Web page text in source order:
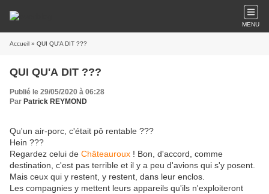
MENU
Accueil » QUI QU'A DIT ???
QUI QU'A DIT ???
Publié le 29/05/2020 à 06:28
Par Patrick REYMOND
Qu'un air-porc, c'était pô rentable ???
Hein ???
Regardez celui de Châteauroux ! Bon, d'accord, comme
destination, c'est pas terrible et il y a peu d'avions qui s'y posent.
Mais ceux qui y restent, y restent, dans leur enclos.
Les compagnies y mettent leurs appareils qu'ils n'exploiteront